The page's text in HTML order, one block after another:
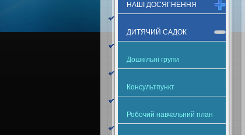
НАШІ ДОСЯГНЕННЯ
ДИТЯЧИЙ САДОК
Дошкільні групи
Консультпункт
Робочий навчальний план